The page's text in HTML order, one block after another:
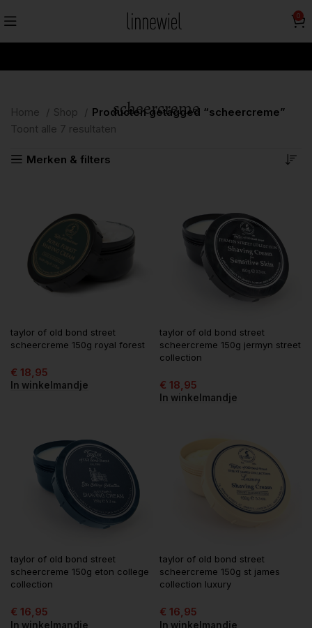
0
scheercreme
Home Shop
Producten getagged “scheercreme”
Toont alle 7 resultaten
Merken & filters
taylor of old bond street
scheercreme 150g royal forest
€ 18,95
In winkelmandje
taylor of old bond street
scheercreme 150g jermyn street
collection
€ 18,95
In winkelmandje
taylor of old bond street
scheercreme 150g eton college
collection
€ 16,95
In winkelmandje
taylor of old bond street
scheercreme 150g st james
collection luxury
€ 16,95
In winkelmandje